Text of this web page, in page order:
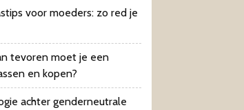
voor moeders: zo red je
tevoren moet je een
en kopen?
achter genderneutrale